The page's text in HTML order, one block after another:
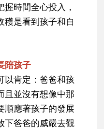
時間全心投入，
穫是看到孩子和自
陪孩子
以肯定：爸爸和孩
且並沒有想像中那
順應著孩子的發展
下爸爸的威嚴去觀